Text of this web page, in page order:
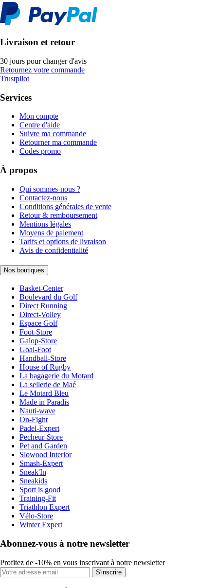
Livraison et retour
30 jours pour changer d'avis
Retournez votre commande
Trustpilot
Services
Mon compte
Centre d'aide
Suivre ma commande
Retourner ma commande
Codes promo
À propos
Qui sommes-nous ?
Contactez-nous
Conditions générales de vente
Retour & remboursement
Mentions légales
Moyens de paiement
Tarifs et options de livraison
Avis de confidentialité
Nos boutiques
Basket-Center
Boulevard du Golf
Direct Running
Direct-Volley
Espace Golf
Foot-Store
Galop-Store
Goal-Foot
Handball-Store
House of Rugby
La bagagerie du Motard
La sellerie de Maé
Le Motard Bleu
Made in Paradis
Nauti-wave
On-Fight
Padel-Expert
Pecheur-Store
Pet and Garden
Slowood Interior
Smash-Expert
Sneak'In
Sneakids
Sport is good
Training-Fit
Triathlon Expert
Vélo-Store
Winter Expert
Abonnez-vous à notre newsletter
Profitez de -10% en vous inscrivant à notre newsletter
S'inscrire